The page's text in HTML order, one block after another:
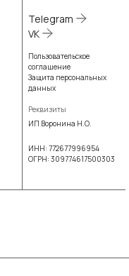
Telegram
VK
Пользовательское
соглашение
Защита персональных
данных
Реквизиты
ИП Воронина Н.О.
ИНН: 772677996954
ОГРН: 309774617500303